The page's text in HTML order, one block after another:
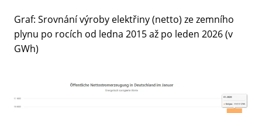
Graf: Srovnání výroby elektřiny (netto) ze zemního
plynu po rocích od ledna 2015 až po leden 2026 (v
GWh)